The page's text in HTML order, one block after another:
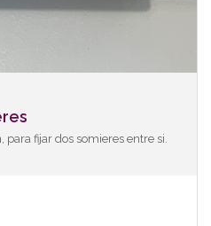
fijar dos somieres entre si.